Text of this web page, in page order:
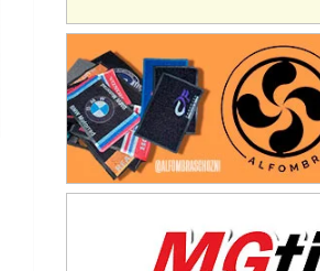
08/09-AGO
IAME SERIES ARGENTINA 6
Ramiro Tot (Asfalto)
Baradero (Buenos Aires)
KDO - F6
Ciudad de Trenque Lauquen (Asfalto)
Trenque Lauquen (Buenos Aires)
ENTRERRIANO - F6 (POSTERGADA)
Parque de la Velocidad (Asfalto)